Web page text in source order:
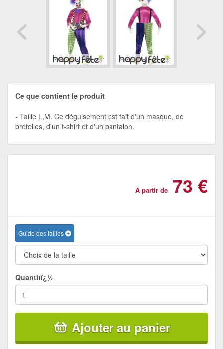
Ce que contient le produit
Taille L,M. Ce déguisement est fait d'un masque, de
bretelles, d'un t-shirt et d'un pantalon.
A partir de 73 €
Guide des tailles
Quantitï¿½
Ajouter au panier